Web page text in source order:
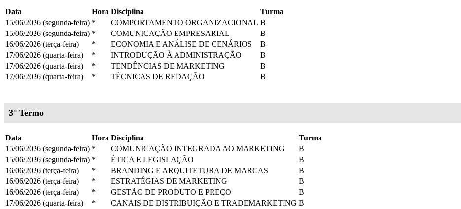
Data Hora Disciplina
Turma
15/06/2026 (segunda-feira) * COMPORTAMENTO ORGANIZACIONAL B
15/06/2026 (segunda-feira) * COMUNICAÇÃO EMPRESARIAL
B
16/06/2026 (terça-feira)
* ECONOMIA E ANÁLISE DE CENÁRIOS
B
17/06/2026 (quarta-feira)
* INTRODUÇÃO À ADMINISTRAÇÃO
B
17/06/2026 (quarta-feira)
* TENDÊNCIAS DE MARKETING
B
17/06/2026 (quarta-feira)
* TÉCNICAS DE REDAÇÃO B
3° Termo
Data Hora Disciplina
Turma
15/06/2026 (segunda-feira) * COMUNICAÇÃO INTEGRADA AO MARKETING
B
15/06/2026 (segunda-feira) * ÉTICA E LEGISLAÇÃO
B
16/06/2026 (terça-feira)
* BRANDING E ARQUITETURA DE MARCAS
B
16/06/2026 (terça-feira)
* ESTRATÉGIAS DE MARKETING
B
16/06/2026 (terça-feira)
* GESTÃO DE PRODUTO E PREÇO
B
17/06/2026 (quarta-feira)
* CANAIS DE DISTRIBUIÇÃO E TRADEMARKETING B